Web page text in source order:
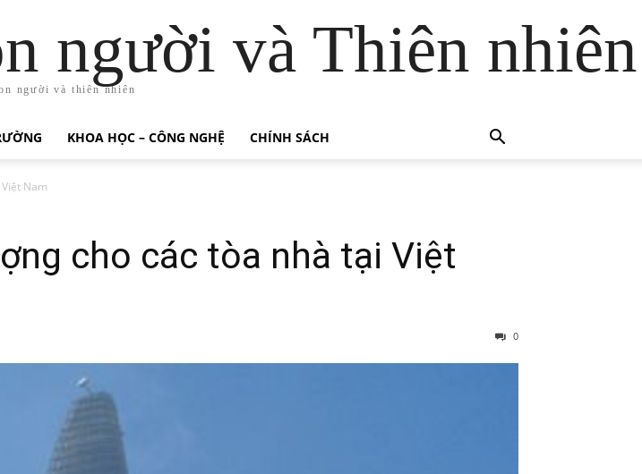
người và Thiên nhiên
người và thiên nhiên
KHOA HỌC – CÔNG NGHỆ CHÍNH SÁCH
Nam
cho các tòa nhà tại Việt
0